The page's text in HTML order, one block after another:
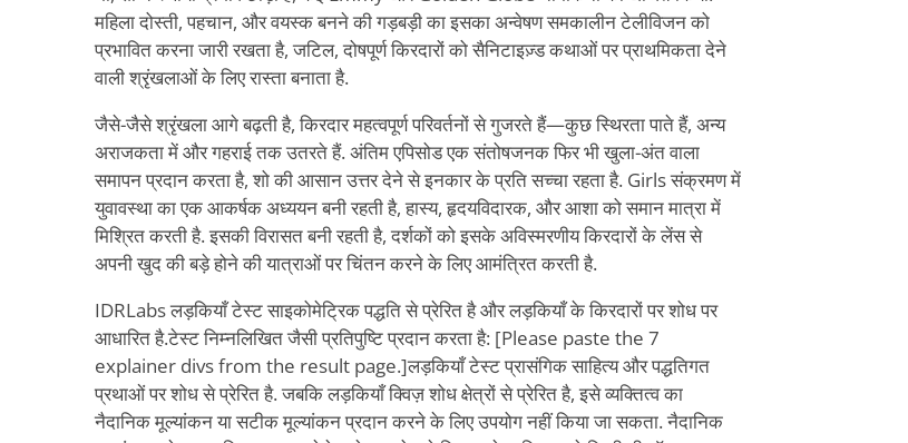
महिला दोस्ती, पहचान, और वयस्क बनने की गड़बड़ी का इसका अन्वेषण समकालीन टेलीविजन को
प्रभावित करना जारी रखता है, जटिल, दोषपूर्ण किरदारों को सैनिटाइज़्ड कथाओं पर प्राथमिकता देने
वाली श्रृंखलाओं के लिए रास्ता बनाता है.
जैसे-जैसे श्रृंखला आगे बढ़ती है, किरदार महत्वपूर्ण परिवर्तनों से गुजरते हैं—कुछ स्थिरता पाते हैं, अन्य
अराजकता में और गहराई तक उतरते हैं. अंतिम एपिसोड एक संतोषजनक फिर भी खुला-अंत वाला
समापन प्रदान करता है, शो की आसान उत्तर देने से इनकार के प्रति सच्चा रहता है. Girls संक्रमण में
युवावस्था का एक आकर्षक अध्ययन बनी रहती है, हास्य, हृदयविदारक, और आशा को समान मात्रा में
मिश्रित करती है. इसकी विरासत बनी रहती है, दर्शकों को इसके अविस्मरणीय किरदारों के लेंस से
अपनी खुद की बड़े होने की यात्राओं पर चिंतन करने के लिए आमंत्रित करती है.
IDRLabs लड़कियाँ टेस्ट साइकोमेट्रिक पद्धति से प्रेरित है और लड़कियाँ के किरदारों पर शोध पर
आधारित है.टेस्ट निम्नलिखित जैसी प्रतिपुष्टि प्रदान करता है: [Please paste the 7
explainer divs from the result page.]लड़कियाँ टेस्ट प्रासंगिक साहित्य और पद्धतिगत
प्रथाओं पर शोध से प्रेरित है. जबकि लड़कियाँ क्विज़ शोध क्षेत्रों से प्रेरित है, इसे व्यक्तित्व का
नैदानिक मूल्यांकन या सटीक मूल्यांकन प्रदान करने के लिए उपयोग नहीं किया जा सकता. नैदानिक